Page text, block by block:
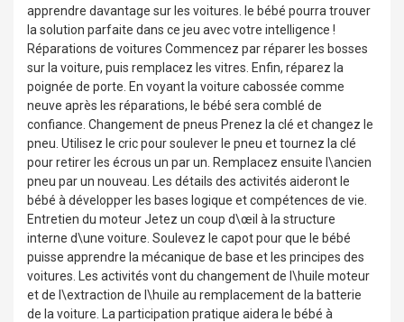
apprendre davantage sur les voitures. le bébé pourra trouver
la solution parfaite dans ce jeu avec votre intelligence !
Réparations de voitures Commencez par réparer les bosses
sur la voiture, puis remplacez les vitres. Enfin, réparez la
poignée de porte. En voyant la voiture cabossée comme
neuve après les réparations, le bébé sera comblé de
confiance. Changement de pneus Prenez la clé et changez le
pneu. Utilisez le cric pour soulever le pneu et tournez la clé
pour retirer les écrous un par un. Remplacez ensuite l\ancien
pneu par un nouveau. Les détails des activités aideront le
bébé à développer les bases logique et compétences de vie.
Entretien du moteur Jetez un coup d\œil à la structure
interne d\une voiture. Soulevez le capot pour que le bébé
puisse apprendre la mécanique de base et les principes des
voitures. Les activités vont du changement de l\huile moteur
et de l\extraction de l\huile au remplacement de la batterie
de la voiture. La participation pratique aidera le bébé à